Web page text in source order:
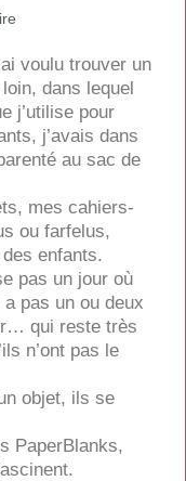
voulu trouver un
dans lequel
j’utilise pour
j’avais dans
au sac de
mes cahiers-
ou farfelus,
enfants.
pas un jour où
pas un ou deux
qui reste très
n’ont pas le
objet, ils se
PaperBlanks,